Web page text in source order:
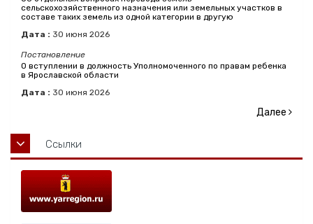
сельскохозяйственного назначения или земельных участков в
составе таких земель из одной категории в другую
Дата : 30 июня 2026
Постановление
О вступлении в должность Уполномоченного по правам ребенка
в Ярославской области
Дата : 30 июня 2026
Далее
Ссылки